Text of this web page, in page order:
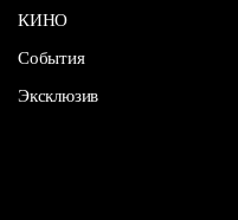
КИНО
События
Эксклюзив